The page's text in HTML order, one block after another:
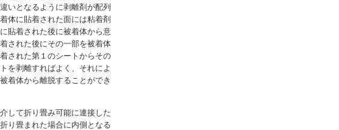
いとなるように剥離剤が配列
体に貼着された面には粘着剤
貼着された後に被着体から意
された後にその一部を被着体
された第１のシートからその
を剥離すればよく、それによ
着体から離脱することができ
して折り畳み可能に連接した
り畳まれた場合に内側となる